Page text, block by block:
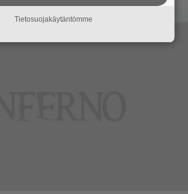
Tietosuojakäytäntömme